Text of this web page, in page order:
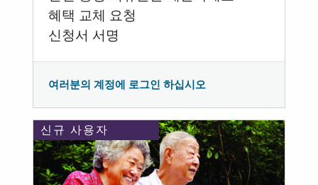
혜택 교체 요청
신청서 서명
여러분의 계정에 로그인 하십시오
신규 사용자